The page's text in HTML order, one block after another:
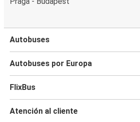
Autobuses
Autobuses por Europa
FlixBus
Atención al cliente